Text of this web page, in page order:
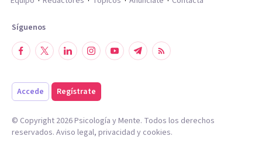
Síguenos
Accede Regístrate
© Copyright 2026Psicología y Mente. Todos los derechos
reservados. Aviso legal, privacidad y cookies.